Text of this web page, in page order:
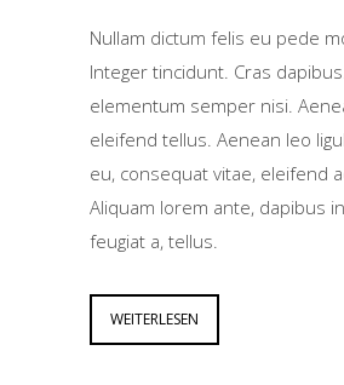
Nullam dictum felis eu pede
Integer tincidunt. Cras
elementum semper nisi.
eleifend tellus. Aenean leo
eu, consequat vitae, eleifend
Aliquam lorem ante, dapibus
feugiat a, tellus.
WEITERLESEN